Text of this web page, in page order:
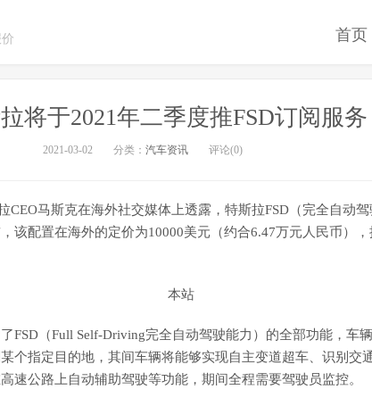
首页
将于2021年二季度推FSD订阅服务
2021-03-02 分类： 汽车资讯 评论(0)
CEO马斯克在海外社交媒体上透露，特斯拉FSD（完全自动
该配置在海外的定价为10000美元（约合6.47万元人民币）
FSD（Full Self-Driving完全自动驾驶能力）的全部功能，车
个指定目的地，其间车辆将能够实现自主变道超车、识别交
速公路上自动辅助驾驶等功能，期间全程需要驾驶员监控。